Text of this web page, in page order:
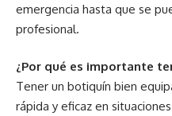
emergencia hasta que se
profesional.
¿Por qué es importante
Tener un botiquín bien
rápida y eficaz en